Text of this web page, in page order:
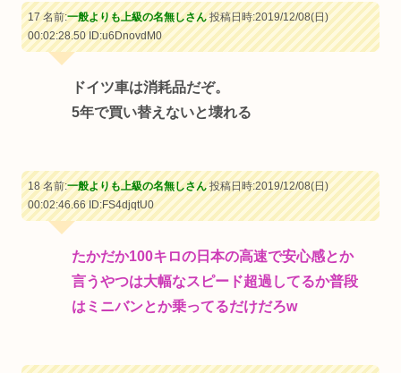
17 名前:一般よりも上級の名無しさん投稿日時:2019/12/08(日)
00:02:28.50ID:u6DnovdM0
ドイツ車は消耗品だぞ。
5年で買い替えないと壊れる
18 名前:一般よりも上級の名無しさん投稿日時:2019/12/08(日)
00:02:46.66ID:FS4djqtU0
たかだか100キロの日本の高速で安心感とか
言うやつは大幅なスピード超過してるか普段
はミニバンとか乗ってるだけだろw